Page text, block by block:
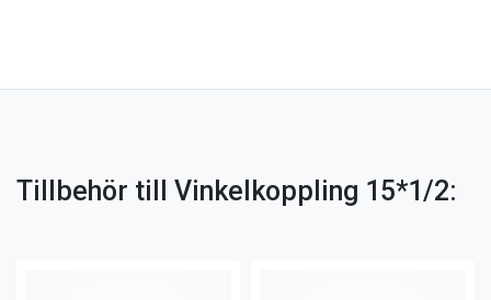
Tillbehör till Vinkelkoppling 15*1/2: